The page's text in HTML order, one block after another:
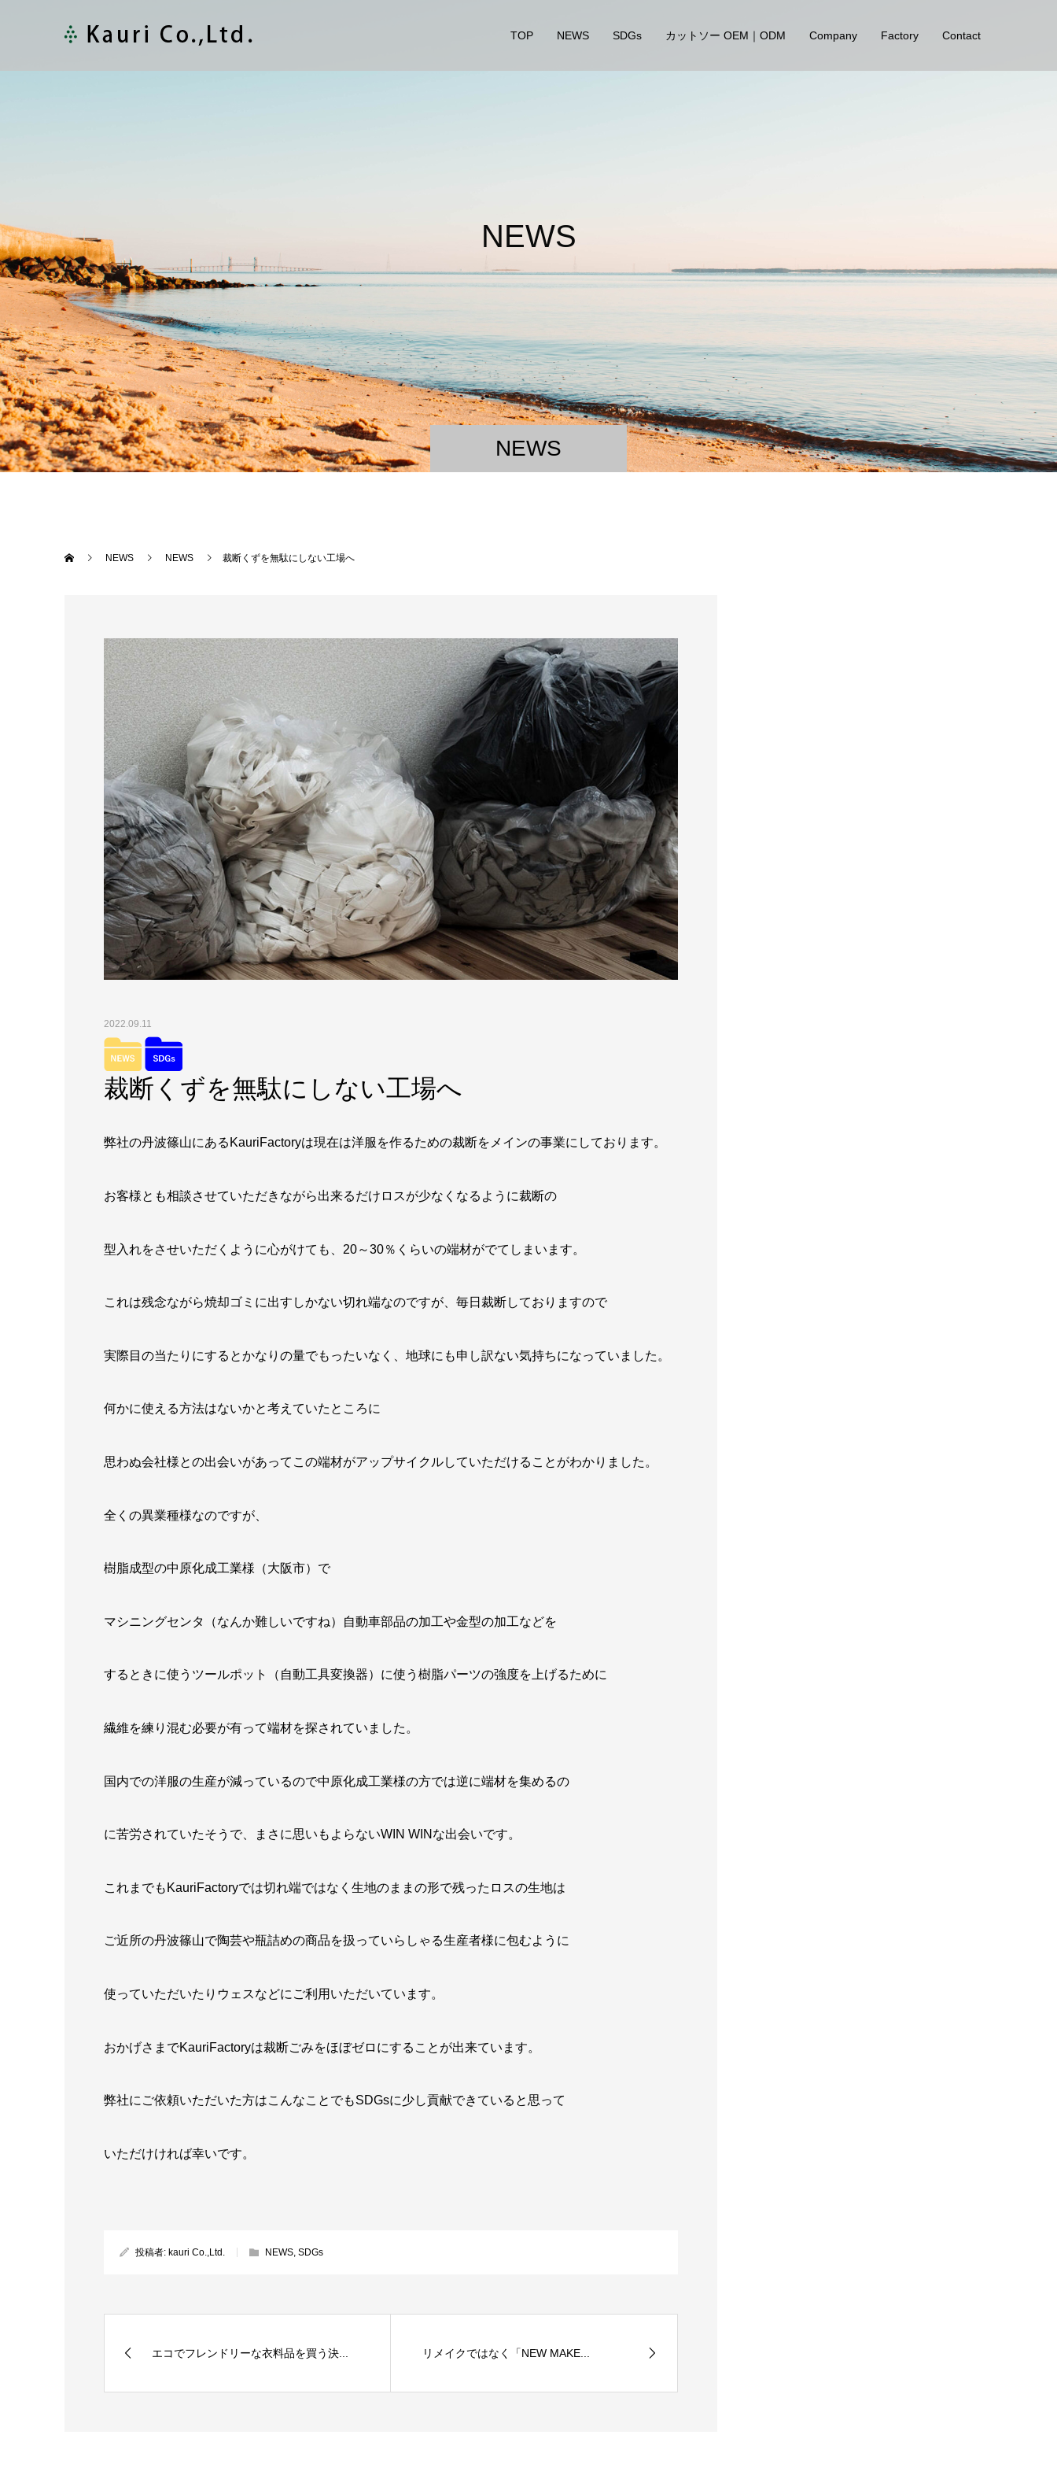
TOP NEWS SDGs カットソー OEM｜ODM Company Factory Contact
NEWS
NEWS
NEWS NEWS 裁断くずを無駄にしない工場へ
2022.09.11
裁断くずを無駄にしない工場へ
弊社の丹波篠山にあるKauriFactoryは現在は洋服を作るための裁断をメインの事業にしております。
お客様とも相談させていただきながら出来るだけロスが少なくなるように裁断の
型入れをさせいただくように心がけても、20～30％くらいの端材がでてしまいます。
これは残念ながら焼却ゴミに出すしかない切れ端なのですが、毎日裁断しておりますので
実際目の当たりにするとかなりの量でもったいなく、地球にも申し訳ない気持ちになっていました。
何かに使える方法はないかと考えていたところに
思わぬ会社様との出会いがあってこの端材がアップサイクルしていただけることがわかりました。
全くの異業種様なのですが、
樹脂成型の中原化成工業様（大阪市）で
マシニングセンタ（なんか難しいですね）自動車部品の加工や金型の加工などを
するときに使うツールポット（自動工具変換器）に使う樹脂パーツの強度を上げるために
繊維を練り混む必要が有って端材を探されていました。
国内での洋服の生産が減っているので中原化成工業様の方では逆に端材を集めるの
に苦労されていたそうで、まさに思いもよらないWIN WINな出会いです。
これまでもKauriFactoryでは切れ端ではなく生地のままの形で残ったロスの生地は
ご近所の丹波篠山で陶芸や瓶詰めの商品を扱っていらしゃる生産者様に包むように
使っていただいたりウェスなどにご利用いただいています。
おかげさまでKauriFactoryは裁断ごみをほぼゼロにすることが出来ています。
弊社にご依頼いただいた方はこんなことでもSDGsに少し貢献できていると思って
いただけければ幸いです。
投稿者: kauri Co.,Ltd. NEWS, SDGs
エコでフレンドリーな衣料品を買う決... リメイクではなく「NEW MAKE...